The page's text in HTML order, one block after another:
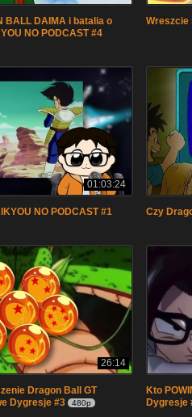
BALL DAIMA i batalia o
NO PODCAST #4
Wreszcie
01:03:24
NO PODCAST #1 Czy
26:14
Dragon Ball GT
Dygresje #3
480p
Kto
Dygresje